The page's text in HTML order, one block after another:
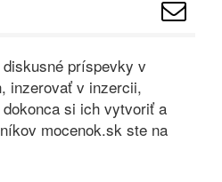
príspevky v
inzerovať v inzercii,
si ich vytvoriť a
mocenok.sk ste na